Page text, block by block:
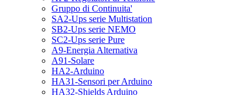
Gruppo di Continuita'
SA2-Ups serie Multistation
SB2-Ups serie NEMO
SC2-Ups serie Pure
A9-Energia Alternativa
A91-Solare
HA2-Arduino
HA31-Sensori per Arduino
HA32-Shields Arduino